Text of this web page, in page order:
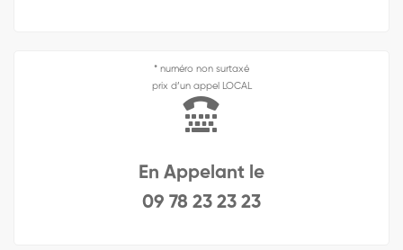
* numéro non surtaxé
prix d’un appel LOCAL
En Appelant le
09 78 23 23 23